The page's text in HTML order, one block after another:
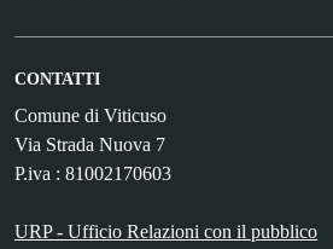
CONTATTI
Comune di Viticuso
Via Strada Nuova 7
P.iva : 81002170603
URP - Ufficio Relazioni con il pubblico